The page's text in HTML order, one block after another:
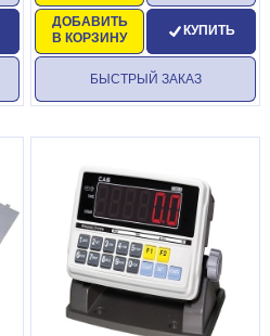
ДОБАВИТЬ
В КОРЗИНУ
КУПИТЬ
БЫСТРЫЙ ЗАКАЗ